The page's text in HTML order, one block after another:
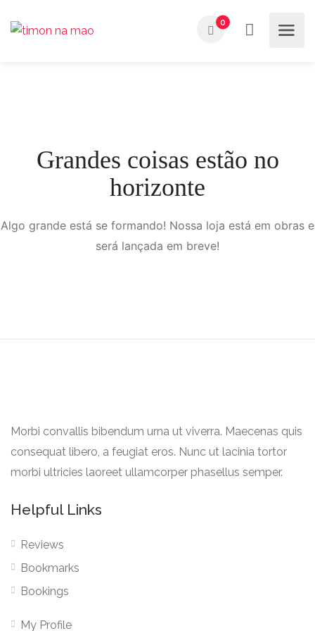
0
Grandes coisas estão no
horizonte
Algo grande está se formando! Nossa loja está em obras e
será lançada em breve!
Morbi convallis bibendum urna ut viverra. Maecenas quis
consequat libero, a feugiat eros. Nunc ut lacinia tortor
morbi ultricies laoreet ullamcorper phasellus semper.
Helpful Links
Reviews
Bookmarks
Bookings
My Profile